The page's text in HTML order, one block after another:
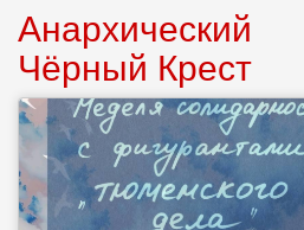
Анархический
Чёрный Крест